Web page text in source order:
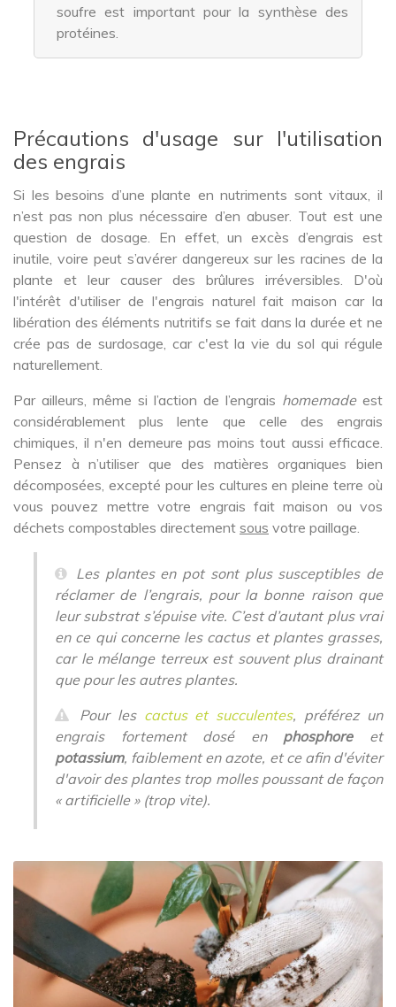
soufre est important pour la synthèse des
protéines.
Précautions d'usage sur l'utilisation
des engrais
Si les besoins d’une plante en nutriments sont vitaux, il
n’est pas non plus nécessaire d’en abuser. Tout est une
question de dosage. En effet, un excès d’engrais est
inutile, voire peut s’avérer dangereux sur les racines de la
plante et leur causer des brûlures irréversibles. D'où
l'intérêt d'utiliser de l'engrais naturel fait maison car la
libération des éléments nutritifs se fait dans la durée et ne
crée pas de surdosage, car c'est la vie du sol qui régule
naturellement.
Par ailleurs, même si l’action de l’engrais homemadeest
considérablement plus lente que celle des engrais
chimiques, il n'en demeure pas moins tout aussi efficace.
Pensez à n’utiliser que des matières organiques bien
décomposées, excepté pour les cultures en pleine terre où
vous pouvez mettre votre engrais fait maison ou vos
déchets compostables directement sous votre paillage.
Les plantes en pot sont plus susceptibles de
réclamer de l’engrais, pour la bonne raison que
leur substrat s’épuise vite. C’est d’autant plus vrai
en ce qui concerne les cactus et plantes grasses,
car le mélange terreux est souvent plus drainant
que pour les autres plantes.
Pour les cactus et succulentes, préférez un
engrais fortement dosé en phosphoreet
potassium, faiblement en azote, et ce afin d'éviter
d'avoir des plantes trop molles poussant de façon
« artificielle » (trop vite).